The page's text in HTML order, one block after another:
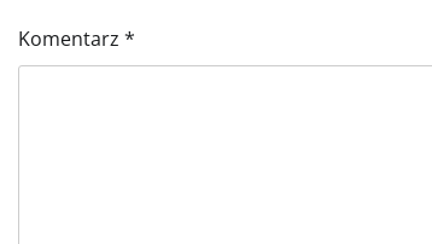
Komentarz *